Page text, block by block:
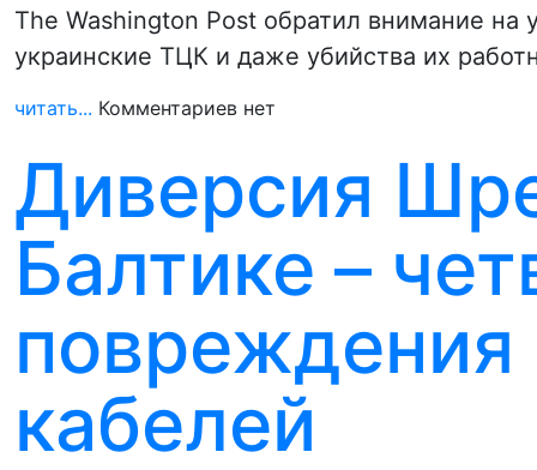
The Washington Post обратил внимание на
украинские ТЦК и даже убийства их
читать... Комментариев нет
Диверсия
Балтике –
кабелей